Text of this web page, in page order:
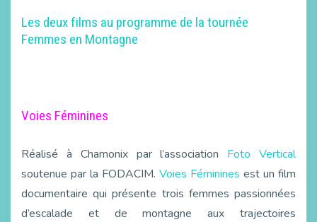
Les deux films au programme de la tournée
Femmes en Montagne
Voies Féminines
Réalisé à Chamonix par l’association Foto Vertical
soutenue par la FODACIM. Voies Féminines est un film
documentaire qui présente trois femmes passionnées
d’escalade et de montagne aux trajectoires